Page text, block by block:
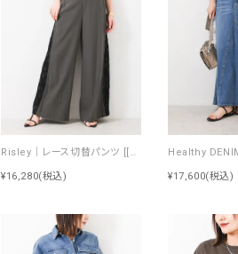
Risley｜レース切替パンツ [[R2603-RKP1053]][F]
¥16,280(税込) ¥17,600(税込)